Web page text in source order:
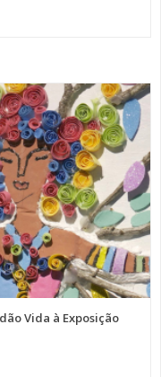
Vida à Exposição